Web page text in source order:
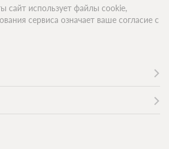
сайт использует файлы cookie,
сервиса означает ваше согласие с